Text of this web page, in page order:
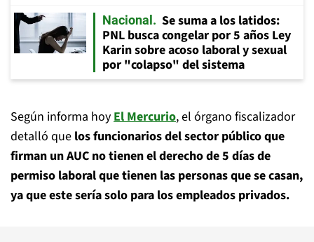
Nacional
Se suma a los latidos:
PNL busca congelar por 5 años Ley
Karin sobre acoso laboral y sexual
por "colapso" del sistema
Según informa hoyEl Mercurio, el órgano fiscalizador
detalló que los funcionarios del sector público que
firman un AUC no tienen el derecho de 5 días de
permiso laboral que tienen las personas que se casan,
ya que este sería solo para los empleados privados.